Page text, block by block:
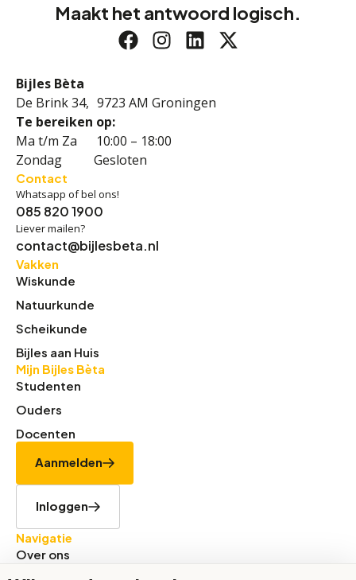
Maakt het antwoord logisch.
Bijles Bèta
De Brink 34, 9723 AM Groningen
Te bereiken op:
Ma t/m Za 10:00 – 18:00
Zondag Gesloten
Contact
Whatsapp of bel ons!
085 820 1900
Liever mailen?
contact@bijlesbeta.nl
Vakken
Wiskunde
Natuurkunde
Scheikunde
Bijles aan Huis
Mijn Bijles Bèta
Studenten
Ouders
Docenten
Aanmelden
Inloggen
Navigatie
Over ons